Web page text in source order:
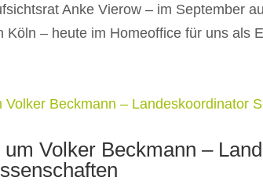
Anke Vierow – im September
Köln – heute im Homeoffice für uns als
Volker Beckmann –